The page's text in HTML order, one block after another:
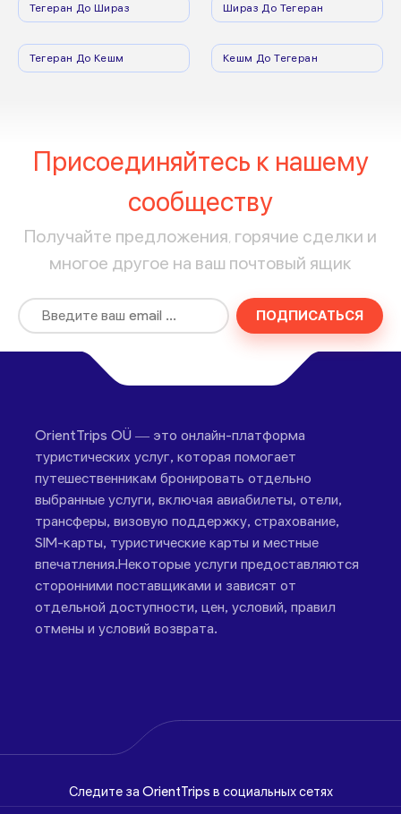
Тегеран До Шираз Шираз До Тегеран
Тегеран До Кешм Кешм До Тегеран
Присоединяйтесь к нашему
сообществу
Получайте предложения, горячие сделки и
многое другое на ваш почтовый ящик
ПОДПИСАТЬСЯ
OrientTrips OÜ — это онлайн-платформа
туристических услуг, которая помогает
путешественникам бронировать отдельно
выбранные услуги, включая авиабилеты, отели,
трансферы, визовую поддержку, страхование,
SIM-карты, туристические карты и местные
впечатления.Некоторые услуги предоставляются
сторонними поставщиками и зависят от
отдельной доступности, цен, условий, правил
отмены и условий возврата.
Следите за OrientTrips в социальных сетях